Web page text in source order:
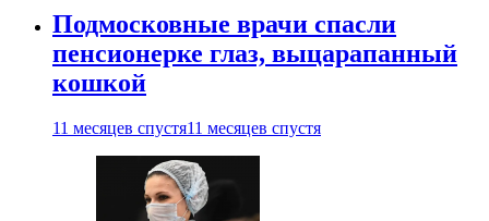
Подмосковные врачи спасли
пенсионерке глаз, выцарапанный
кошкой
11 месяцев спустя11 месяцев спустя